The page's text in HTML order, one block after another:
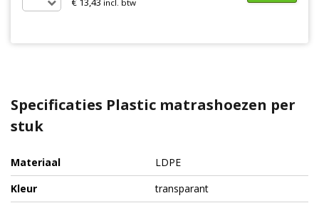
incl. btw
Specificaties Plastic matrashoezen per
stuk
Materiaal
LDPE
Kleur
transparant